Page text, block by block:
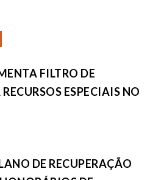
FILTRO DE
ESPECIAIS NO
DE RECUPERAÇÃO